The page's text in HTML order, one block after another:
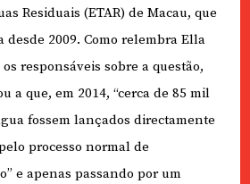
Residuais (ETAR) de Macau, que
desde 2009. Como relembra Ella
responsáveis sobre a questão,
a que, em 2014, “cerca de 85 mil
fossem lançados directamente
processo normal de
e apenas passando por um